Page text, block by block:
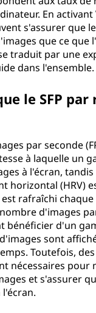
En activant
s'assurer que
que ce que
traduit par une
dans
le SFP
par seconde
à laquelle un
à l'écran,
horizontal (HRV)
rafraîchi chaque
d'images
bénéficier d'un
sont
Toutefois,
nécessaires pour
et s'assurer
l'écran.